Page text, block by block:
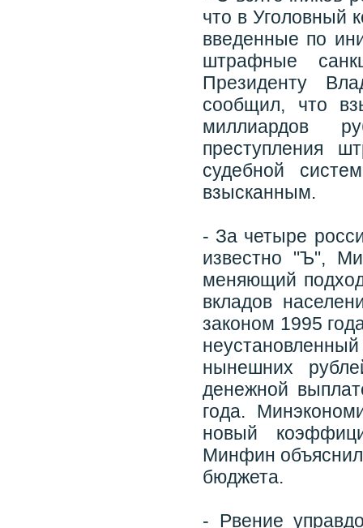
что в Уголовный
введенные по
штрафные
Президенту
сообщил, что
миллиардов
преступления
судебной
взысканным.
- За четыре
известно "Ъ",
меняющий
вкладов
законом 1995
нынешних
денежной
года.
новый
Минфин
бюджета.
- Рвение